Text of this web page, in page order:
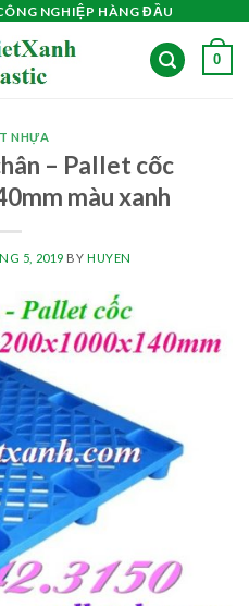
NGHIỆP HÀNG ĐẦU
0
NHỰA
– Pallet cốc
màu xanh
5, 2019 BY HUYEN